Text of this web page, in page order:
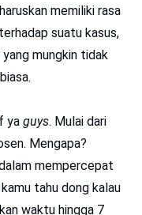
memiliki rasa
suatu kasus,
mungkin tidak
ya guys. Mulai dari
Mengapa?
mempercepat
tahu dong kalau
waktu hingga 7